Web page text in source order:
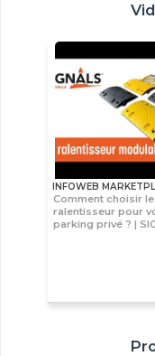
INFOWEB
Comment choisir
ralentisseur pour
parking privé ? |